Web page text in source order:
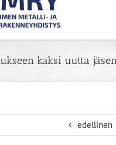
kaksi uutta
edellinen